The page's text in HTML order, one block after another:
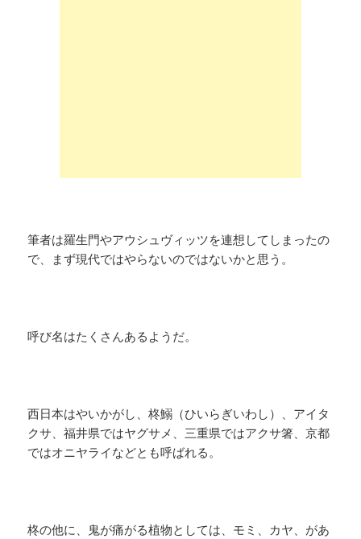
筆者は羅生門やアウシュヴィッツを連想してしまったの
で、まず現代ではやらないのではないかと思う。
呼び名はたくさんあるようだ。
西日本はやいかがし、柊鰯（ひいらぎいわし）、アイタ
クサ、福井県ではヤグサメ、三重県ではアクサ箸、京都
ではオニヤライなどとも呼ばれる。
柊の他に、鬼が痛がる植物としては、モミ、カヤ、があ